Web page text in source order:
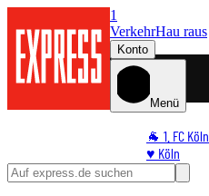
1
VerkehrHau raus
Konto
Menü
🐐 1. FC Köln
♥️ Köln
⭐ Promi